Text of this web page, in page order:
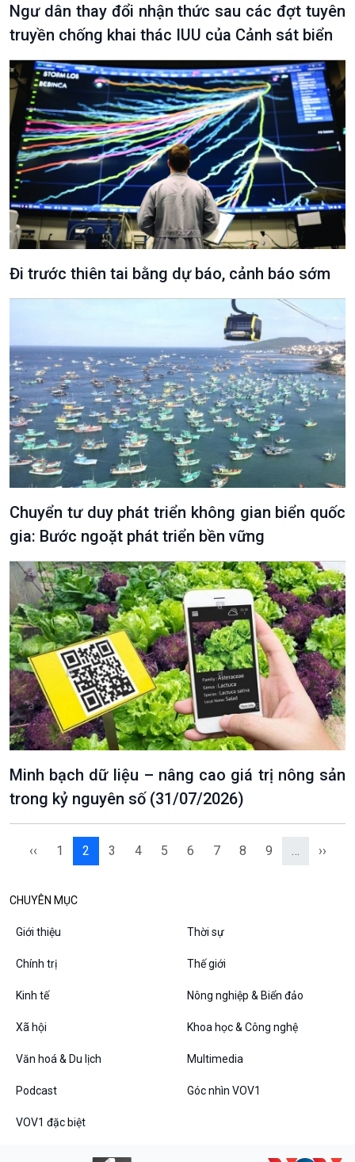
VOV1 đặc biệt
Thanh âm ký sự
Chân dung cuộc sống
Các chương trình đặc biệt
Ngư dân thay đổi nhận thức sau các đợt tuyên
truyền chống khai thác IUU của Cảnh sát biển
Đi trước thiên tai bằng dự báo, cảnh báo sớm
Chuyển tư duy phát triển không gian biển quốc
gia: Bước ngoặt phát triển bền vững
Minh bạch dữ liệu – nâng cao giá trị nông sản
trong kỷ nguyên số (31/07/2026)
‹‹ 1 2 3 4 5 6 7 8 9 … ››
CHUYÊN MỤC
Giới thiệu Thời sự
Chính trị Thế giới
Kinh tế Nông nghiệp & Biển đảo
Xã hội Khoa học & Công nghệ
Văn hoá & Du lịch Multimedia
Podcast Góc nhìn VOV1
VOV1 đặc biệt